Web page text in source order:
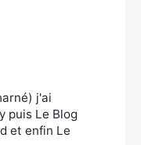
j'ai
puis Le Blog
et enfin Le